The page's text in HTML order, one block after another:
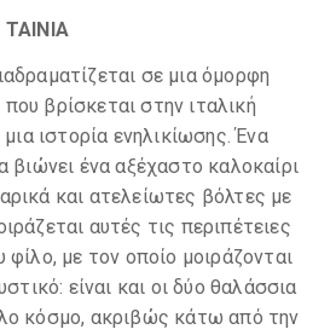
σε μια όμορφη
βρίσκεται στην ιταλική
ιστορία ενηλικίωσης. Ένα
βιώνει ένα αξέχαστο καλοκαίρι
και ατελείωτες βόλτες με
αυτές τις περιπέτειες
με τον οποίο μοιράζονται
είναι και οι δύο θαλάσσια
κόσμο, ακριβώς κάτω από την